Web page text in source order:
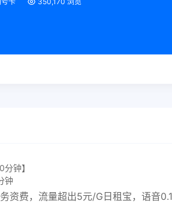
钟】
钟
资费，流量超出5元/G日租宝，语音